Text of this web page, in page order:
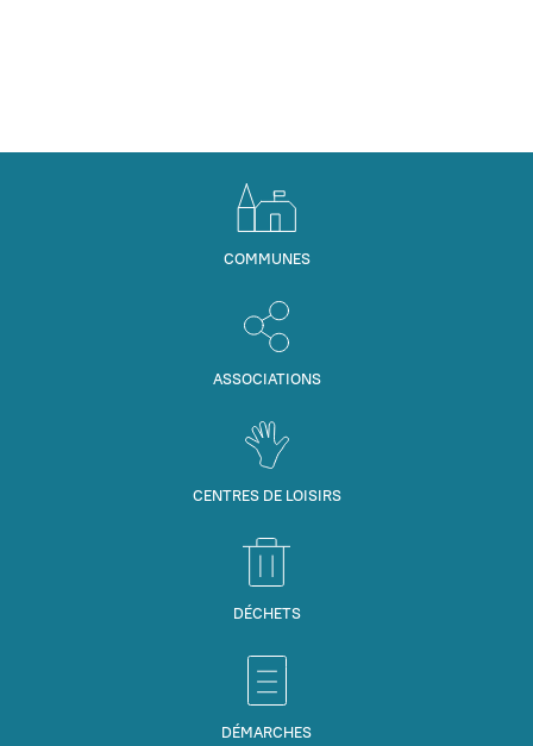
COMMUNES
ASSOCIATIONS
CENTRES DE LOISIRS
DÉCHETS
DÉMARCHES